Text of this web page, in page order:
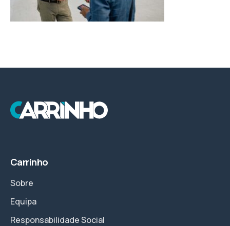
Carrinho
Sobre
Equipa
Responsabilidade Social